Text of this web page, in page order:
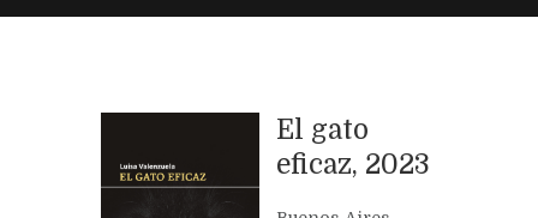
El gato
eficaz, 2023